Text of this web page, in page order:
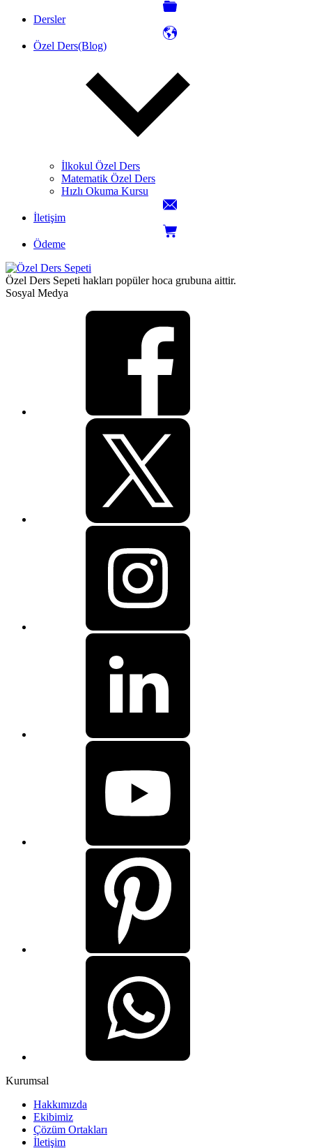
Dersler
Özel Ders(Blog)
İlkokul Özel Ders
Matematik Özel Ders
Hızlı Okuma Kursu
İletişim
Ödeme
Özel Ders Sepeti hakları popüler hoca grubuna aittir.
Sosyal Medya
Kurumsal
Hakkımızda
Ekibimiz
Çözüm Ortakları
İletişim